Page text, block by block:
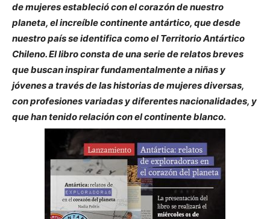
de mujeres estableció con el corazón de nuestro
planeta, el increíble continente antártico, que desde
nuestro país se identifica como el Territorio Antártico
Chileno. El libro consta de una serie de relatos breves
que buscan inspirar fundamentalmente a niñas y
jóvenes a través de las historias de mujeres diversas,
con profesiones variadas y diferentes nacionalidades, y
que han tenido relación con el continente blanco.